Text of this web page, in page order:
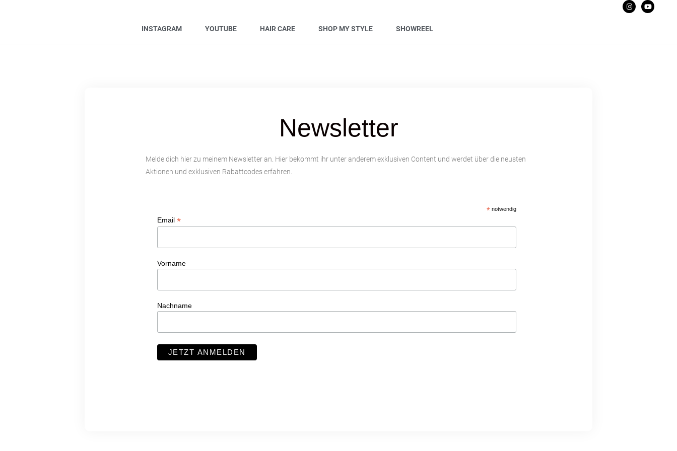
INSTAGRAM YOUTUBE HAIR CARE SHOP MY STYLE SHOWREEL
Newsletter
Melde dich hier zu meinem Newsletter an. Hier bekommt ihr unter anderem exklusiven Content und werdet über die neusten
Aktionen und exklusiven Rabattcodes erfahren.
* notwendig
Email *
Vorname
Nachname